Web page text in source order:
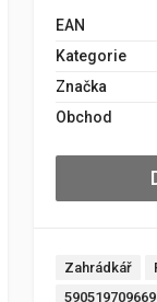
EAN
Kategorie
Značka
Obchod
Zahrádkář